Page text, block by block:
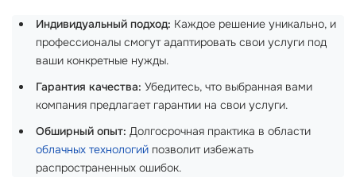
Индивидуальный подход: Каждое решение уникально, и
профессионалы смогут адаптировать свои услуги под
ваши конкретные нужды.
Гарантия качества: Убедитесь, что выбранная вами
компания предлагает гарантии на свои услуги.
Обширный опыт: Долгосрочная практика в области
облачных технологий позволит избежать
распространенных ошибок.